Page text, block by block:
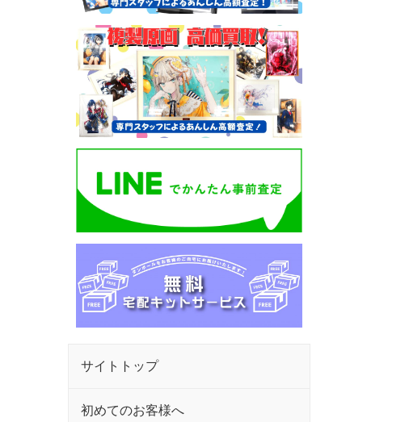
サイトトップ
初めてのお客様へ